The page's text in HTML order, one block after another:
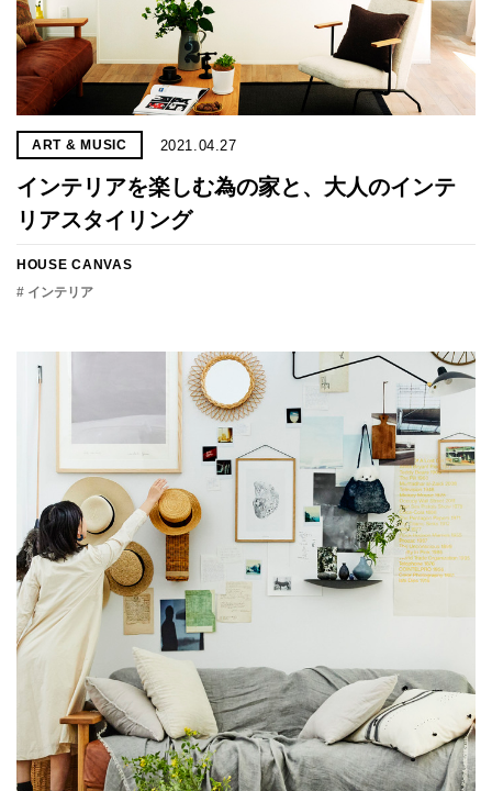
ART & MUSIC 2021.04.27
インテリアを楽しむ為の家と、大人のインテ
リアスタイリング
HOUSE CANVAS
# インテリア